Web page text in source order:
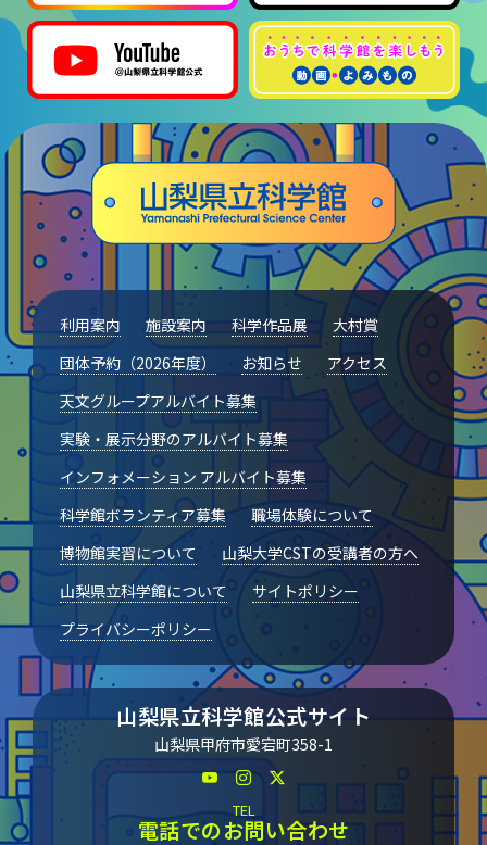
利用案内 施設案内 科学作品展
大村賞
団体予約（2026年度）
お知らせ
アクセス
天文グループアルバイト募集
実験・展示分野のアルバイト募集
インフォメーション アルバイト募集
科学館ボランティア募集
職場体験について
博物館実習について
山梨大学CSTの受講者の方へ
山梨県立科学館について
サイトポリシー
プライバシーポリシー
山梨県立科学館公式サイト
山梨県甲府市愛宕町358-1
TEL
電話でのお問い合わせ